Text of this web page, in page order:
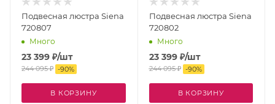
Подвесная люстра Siena
720807
Много
23 399 ₽/шт
244 095₽ -90%
В КОРЗИНУ
Подвесная люстра Siena
720802
Много
23 399₽/шт
244 095₽ -90%
В КОРЗИНУ